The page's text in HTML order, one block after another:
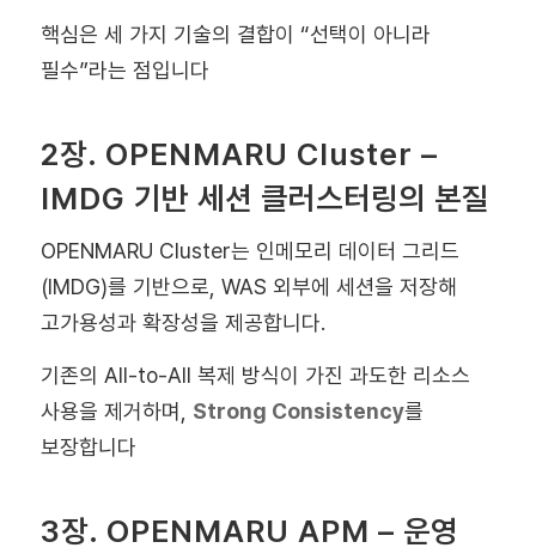
핵심은 세 가지 기술의 결합이 “선택이 아니라
필수”라는 점입니다
2장. OPENMARU Cluster –
IMDG 기반 세션 클러스터링의 본질
OPENMARU Cluster는 인메모리 데이터 그리드
(IMDG)를 기반으로, WAS 외부에 세션을 저장해
고가용성과 확장성을 제공합니다.
기존의 All-to-All 복제 방식이 가진 과도한 리소스
사용을 제거하며, Strong Consistency를
보장합니다
3장. OPENMARU APM – 운영